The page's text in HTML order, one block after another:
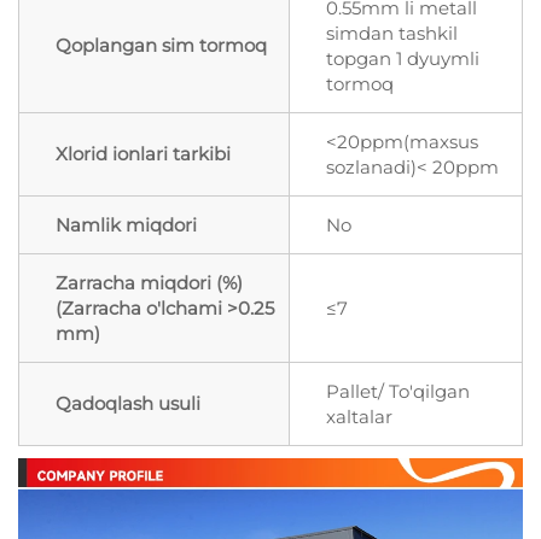
Qoplangan sim tormoq
0.55mm li metall
simdan tashkil
topgan 1 dyuymli
tormoq
Xlorid ionlari tarkibi
<20ppm(maxsus
sozlanadi)< 20ppm
Namlik miqdori No
Zarracha miqdori (%)
(Zarracha o'lchami >0.25
mm)
≤7
Qadoqlash usuli
Pallet/ To'qilgan
xaltalar